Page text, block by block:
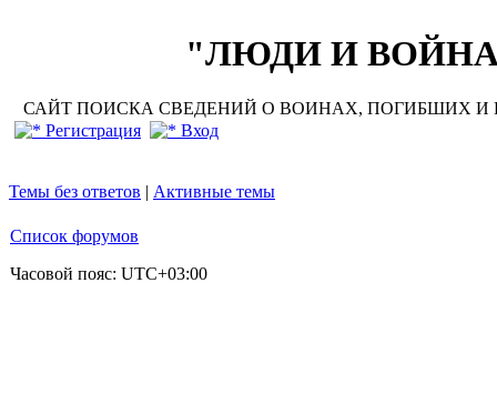
"ЛЮДИ И ВОЙНА"
САЙТ ПОИСКА СВЕДЕНИЙ О ВОИНАХ, ПОГИБШИХ И
Регистрация
Вход
Темы без ответов | Активные темы
Список форумов
Часовой пояс: UTC+03:00